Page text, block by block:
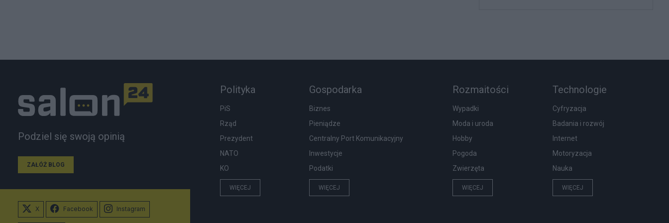
Podziel się swoją opinią
ZAŁÓŻ BLOG
Polityka
PiS
Rząd
Prezydent
NATO
KO
WIĘCEJ
Gospodarka
Biznes
Pieniądze
Centralny Port Komunikacyjny
Inwestycje
Podatki
WIĘCEJ
Rozmaitości
Wypadki
Moda i uroda
Hobby
Pogoda
Zwierzęta
WIĘCEJ
Technologie
Cyfryzacja
Badania i rozwój
Internet
Motoryzacja
Nauka
WIĘCEJ
X Facebook Instagram